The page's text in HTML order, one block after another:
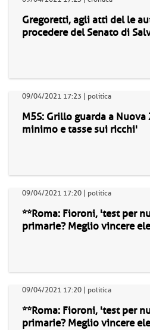
Gregoretti, agli atti del le
procedere del Senato di
09/04/2021 17:23 | politica
M5S: Grillo guarda a
minimo e tasse sui ricchi'
09/04/2021 17:20 | politica
**Roma: Fioroni, 'test per
primarie? Meglio vincere
09/04/2021 17:20 | politica
**Roma: Fioroni, 'test per
primarie? Meglio vincere